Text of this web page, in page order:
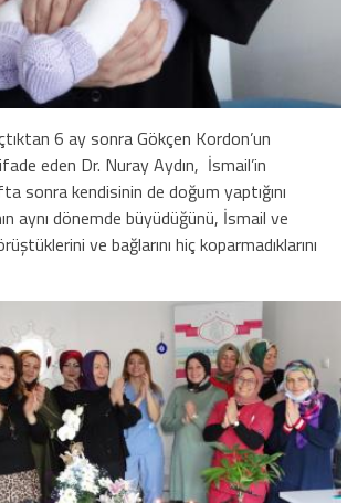
6 ay sonra Gökçen Kordon’un
eden Dr. Nuray Aydın, İsmail’in
sonra kendisinin de doğum yaptığını
aynı dönemde büyüdüğünü, İsmail ve
ve bağlarını hiç koparmadıklarını